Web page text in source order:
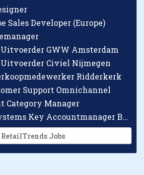
Sales Developer (Europe)
GWW Amsterdam
Uitvoerder Civiel Nijmegen
Ridderkerk
Support Omnichannel
Category Manager
Checkpoint Systems Key Accountmanager Benelux
RetailTrends Jobs